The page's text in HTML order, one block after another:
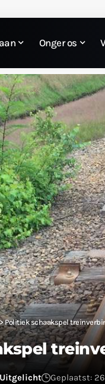
Onger os
Politiek schaakspel
Uitgelicht Geplaatst: